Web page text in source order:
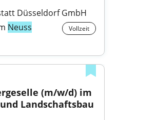
Düsseldorf GmbH
Neuss Vollzeit
(m/w/d) im
Landschaftsbau